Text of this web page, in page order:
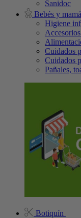
Sanidoc
Bebés y
Higiene
Cuidados
Cuidados
Pañales,
Botiquín